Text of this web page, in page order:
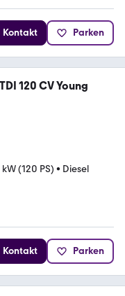
Kontakt Parken
120 CV Young
(120 PS) • Diesel
Kontakt Parken